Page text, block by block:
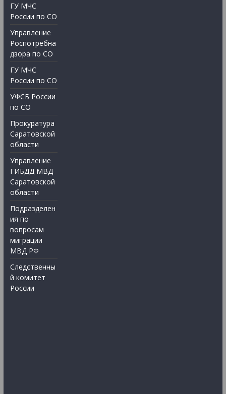
ГУ МЧС
России по СО
Управление
Роспотребна
дзора по СО
ГУ МЧС
России по СО
УФСБ России
по СО
Прокуратура
Саратовской
области
Управление
ГИБДД МВД
Саратовской
области
Подразделен
ия по
вопросам
миграции
МВД РФ
Следственны
й комитет
России